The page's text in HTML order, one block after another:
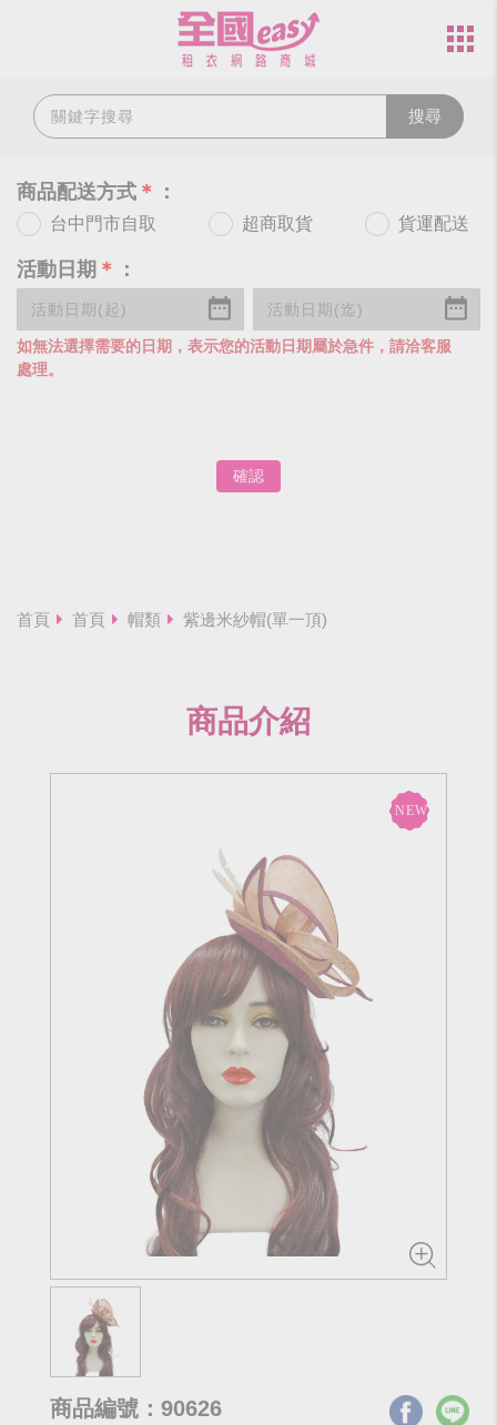
搜尋
商品配送方式 ＊ ：
台中門市自取 超商取貨 貨運配送
活動日期 ＊ ：
如無法選擇需要的日期，表示您的活動日期屬於急件，請洽客服
處理。
確認
首頁 首頁 帽類 紫邊米紗帽(單一頂)
商品介紹
商品編號：90626